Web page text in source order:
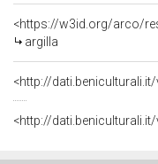
<https://w3id.org/arco/
argilla
<http://
<http://